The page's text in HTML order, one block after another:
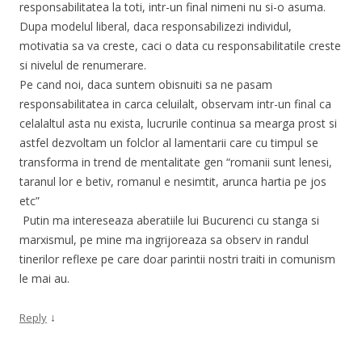
responsabilitatea la toti, intr-un final nimeni nu si-o asuma.
Dupa modelul liberal, daca responsabilizezi individul,
motivatia sa va creste, caci o data cu responsabilitatile creste
si nivelul de renumerare.
Pe cand noi, daca suntem obisnuiti sa ne pasam
responsabilitatea in carca celuilalt, observam intr-un final ca
celalaltul asta nu exista, lucrurile continua sa mearga prost si
astfel dezvoltam un folclor al lamentarii care cu timpul se
transforma in trend de mentalitate gen “romanii sunt lenesi,
taranul lor e betiv, romanul e nesimtit, arunca hartia pe jos
etc”
Putin ma intereseaza aberatiile lui Bucurenci cu stanga si
marxismul, pe mine ma ingrijoreaza sa observ in randul
tinerilor reflexe pe care doar parintii nostri traiti in comunism
le mai au.
Reply ↓